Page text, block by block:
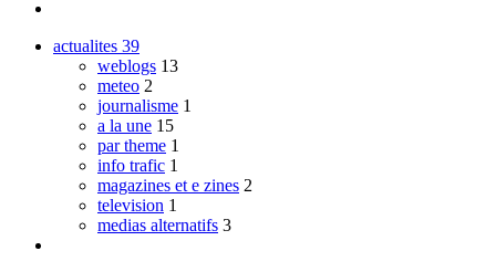
actualites 39
weblogs 13
meteo 2
journalisme 1
a la une 15
par theme 1
info trafic 1
magazines et e zines 2
television 1
medias alternatifs 3